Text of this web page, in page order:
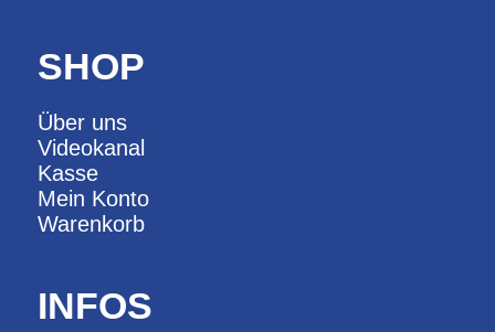
SHOP
Über uns
Videokanal
Kasse
Mein Konto
Warenkorb
INFOS